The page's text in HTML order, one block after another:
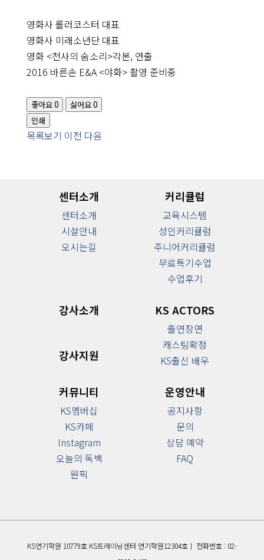
소
개
KS
ACTORS
커
티
운
안
내
영화사 롤러코스터 대표
영화사 미래소년단 대표
영화 <천사의 숨소리>각본, 연출
2016 바른손 E&A <야화> 촬영 준비중
좋아요0 싫어요0
인쇄
목록보기 이전 다음
센터소개
센터소개
시설안내
오시는길
커리큘럼
교육시스템
성인커리큘럼
주니어커리큘럼
무료특기수업
수업후기
강사소개
강사지원
KS ACTORS
출연장면
캐스팅확정
KS출신 배우
커뮤니티
KS멤버십
KS카페
Instagram
오늘의 독백
원픽
운영안내
공지사항
문의
상담 예약
FAQ
KS연기학원 10779호 KS트레이닝센터 연기학원12304호ㅣ 전화번호 : 02-